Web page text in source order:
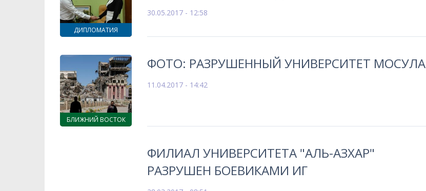
ДИПЛОМАТИЯ
30.05.2017 - 12:58
БЛИЖНИЙ ВОСТОК
ФОТО: РАЗРУШЕННЫЙ УНИВЕРСИТЕТ МОСУЛА
11.04.2017 - 14:42
ФИЛИАЛ УНИВЕРСИТЕТА "АЛЬ-АЗХАР"
РАЗРУШЕН БОЕВИКАМИ ИГ